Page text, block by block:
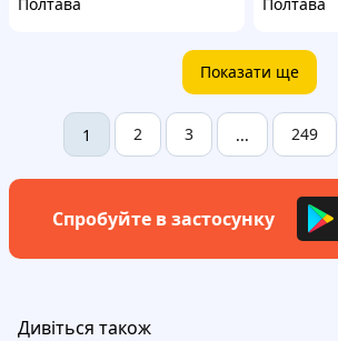
Показати ще
1 2 3 ... 249
Спробуйте в застосунку
Дивіться також